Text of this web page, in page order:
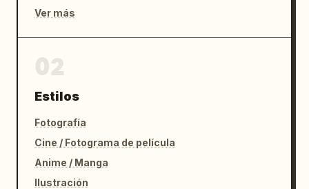
Ver más
Estilos
Fotografía
Cine / Fotograma de película
Anime / Manga
Ilustración